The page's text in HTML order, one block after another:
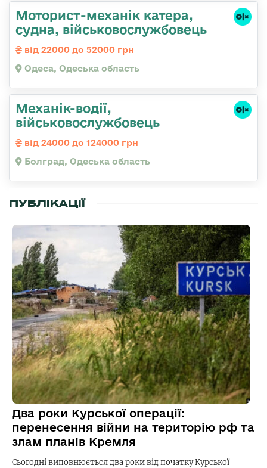
Моторист-механік катера,
судна, військовослужбовець
від 22000 до 52000 грн
Одеса, Одеська область
Механік-водії,
військовослужбовець
від 24000 до 124000 грн
Болград, Одеська область
ПУБЛІКАЦІЇ
Два роки Курської операції:
перенесення війни на територію рф та
злам планів Кремля
Сьогодні виповнюється два роки від початку Курської